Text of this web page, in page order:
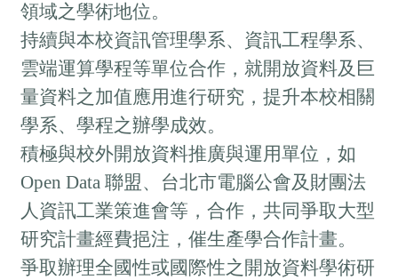
領域之學術地位。
持續與本校資訊管理學系、資訊工程學系、
雲端運算學程等單位合作，就開放資料及巨
量資料之加值應用進行研究，提升本校相關
學系、學程之辦學成效。
積極與校外開放資料推廣與運用單位，如
Open Data 聯盟、台北市電腦公會及財團法
人資訊工業策進會等，合作，共同爭取大型
研究計畫經費挹注，催生產學合作計畫。
爭取辦理全國性或國際性之開放資料學術研